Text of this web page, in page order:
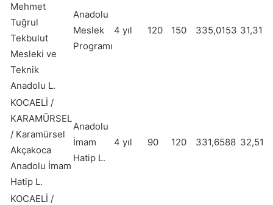
Mehmet
Tuğrul
Tekbulut
Mesleki ve
Teknik
Anadolu L.
Anadolu
Meslek
Programı
4 yıl 120 150 335,0153 31,31
KOCAELİ /
KARAMÜRSEL
/ Karamürsel
Akçakoca
Anadolu İmam
Hatip L.
Anadolu
İmam
Hatip L.
4 yıl 90 120 331,6588 32,51
KOCAELİ /